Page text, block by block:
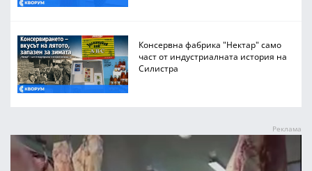
Консервна фабрика "Нектар" само
част от индустриалната история на
Силистра